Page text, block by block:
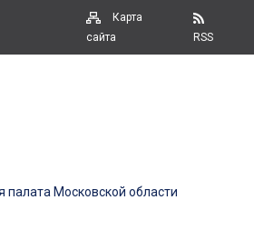
Карта
сайта
RSS